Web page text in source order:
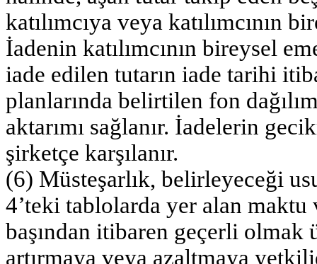
katılımcıya veya katılımcının
İadenin katılımcının bireysel
iade edilen tutarın iade tarihi
planlarında belirtilen fon
aktarımı sağlanır. İadelerin
şirketçe karşılanır.
(6) Müsteşarlık, belirleyeceği
4’teki tablolarda yer alan maktu
başından itibaren geçerli olmak
artırmaya veya azaltmaya